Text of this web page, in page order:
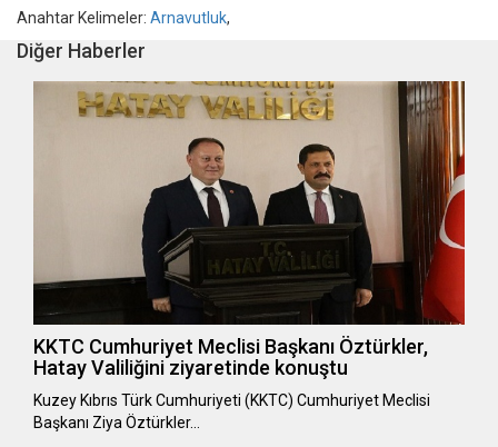
Anahtar Kelimeler: Arnavutluk,
Diğer Haberler
KKTC Cumhuriyet Meclisi Başkanı Öztürkler,
Hatay Valiliğini ziyaretinde konuştu
Kuzey Kıbrıs Türk Cumhuriyeti (KKTC) Cumhuriyet Meclisi
Başkanı Ziya Öztürkler…